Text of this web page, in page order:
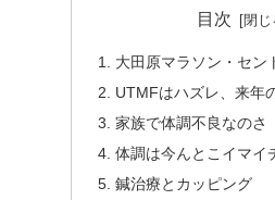
目次
大田原マラソン・セン
UTMFはハズレ、来年
家族で体調不良なのさ
体調は今んとこイマイ
鍼治療とカッピング